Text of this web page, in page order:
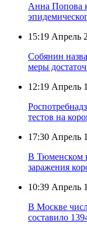
Анна Попова
15:19 Апрель
Собянин
меры
12:19 Апрель
тестов на
17:30 Апрель
В Тюменском
заражения
10:39 Апрель
В Москве
составило